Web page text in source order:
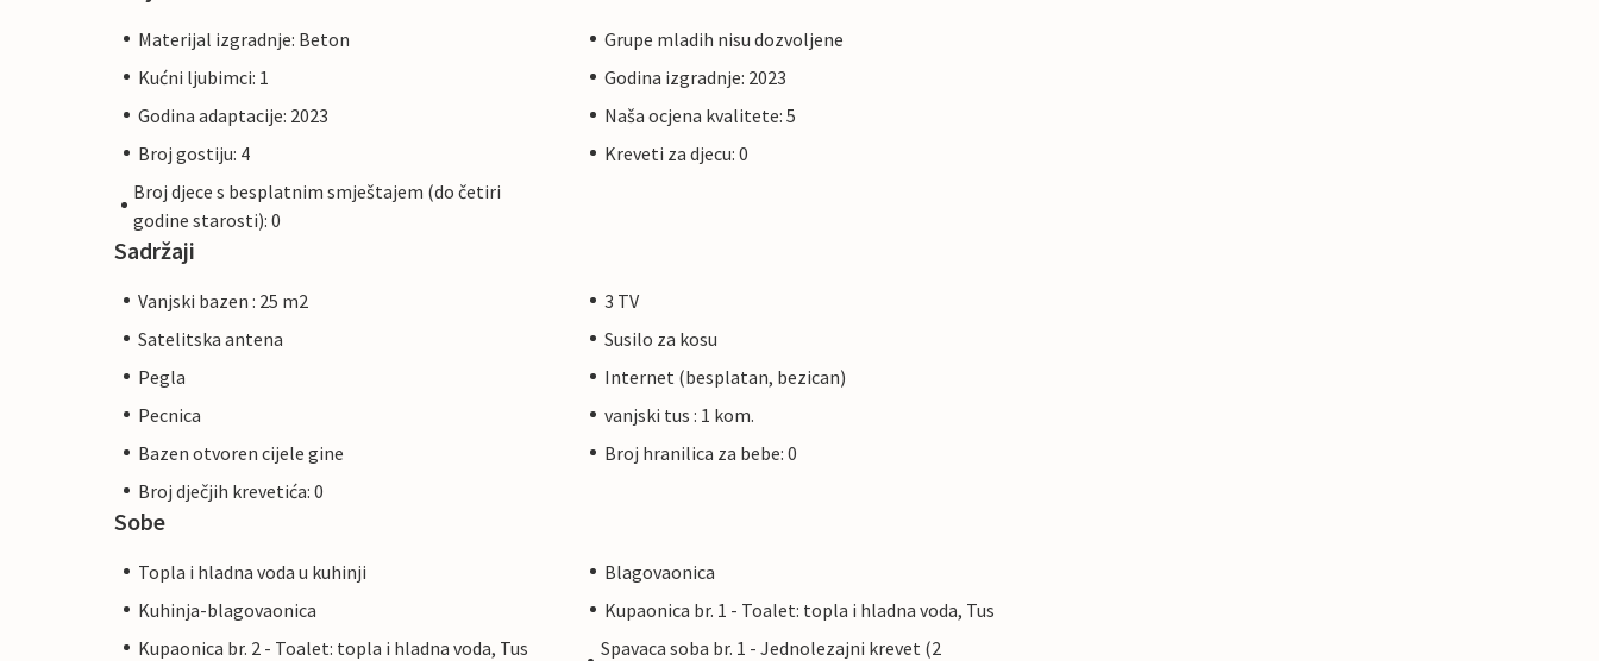
Materijal izgradnje: Beton
Grupe mladih nisu dozvoljene
Kućni ljubimci: 1
Godina izgradnje: 2023
Godina adaptacije: 2023
Naša ocjena kvalitete: 5
Broj gostiju: 4
Kreveti za djecu: 0
Broj djece s besplatnim smještajem (do četiri
godine starosti): 0
Sadržaji
Vanjski bazen : 25 m2
3 TV
Satelitska antena
Susilo za kosu
Pegla
Internet (besplatan, bezican)
Pecnica
vanjski tus : 1 kom.
Bazen otvoren cijele gine
Broj hranilica za bebe: 0
Broj dječjih krevetića: 0
Sobe
Topla i hladna voda u kuhinji
Blagovaonica
Kuhinja-blagovaonica
Kupaonica br. 1 - Toalet: topla i hladna voda, Tus
Kupaonica br. 2 - Toalet: topla i hladna voda, Tus
Spavaca soba br. 1 - Jednolezajni krevet (2